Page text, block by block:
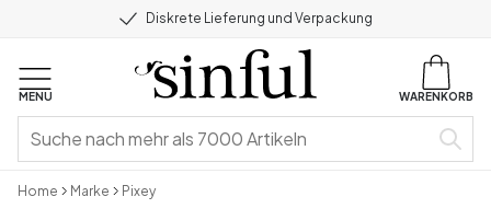
Diskrete Lieferung und Verpackung
MENU WARENKORB
Home Marke Pixey